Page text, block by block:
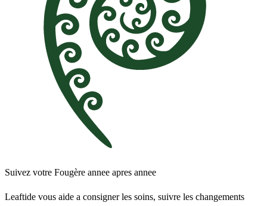
Suivez votre Fougère annee apres annee
Leaftide vous aide a consigner les soins, suivre les changements